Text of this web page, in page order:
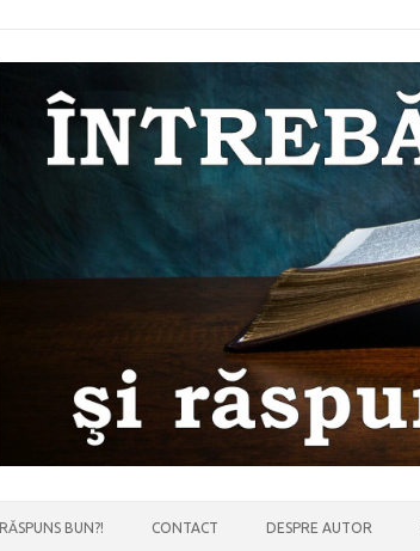
RĂSPUNS BUN?! CONTACT DESPRE AUTOR